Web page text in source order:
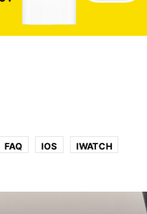
FAQ IOS IWATCH